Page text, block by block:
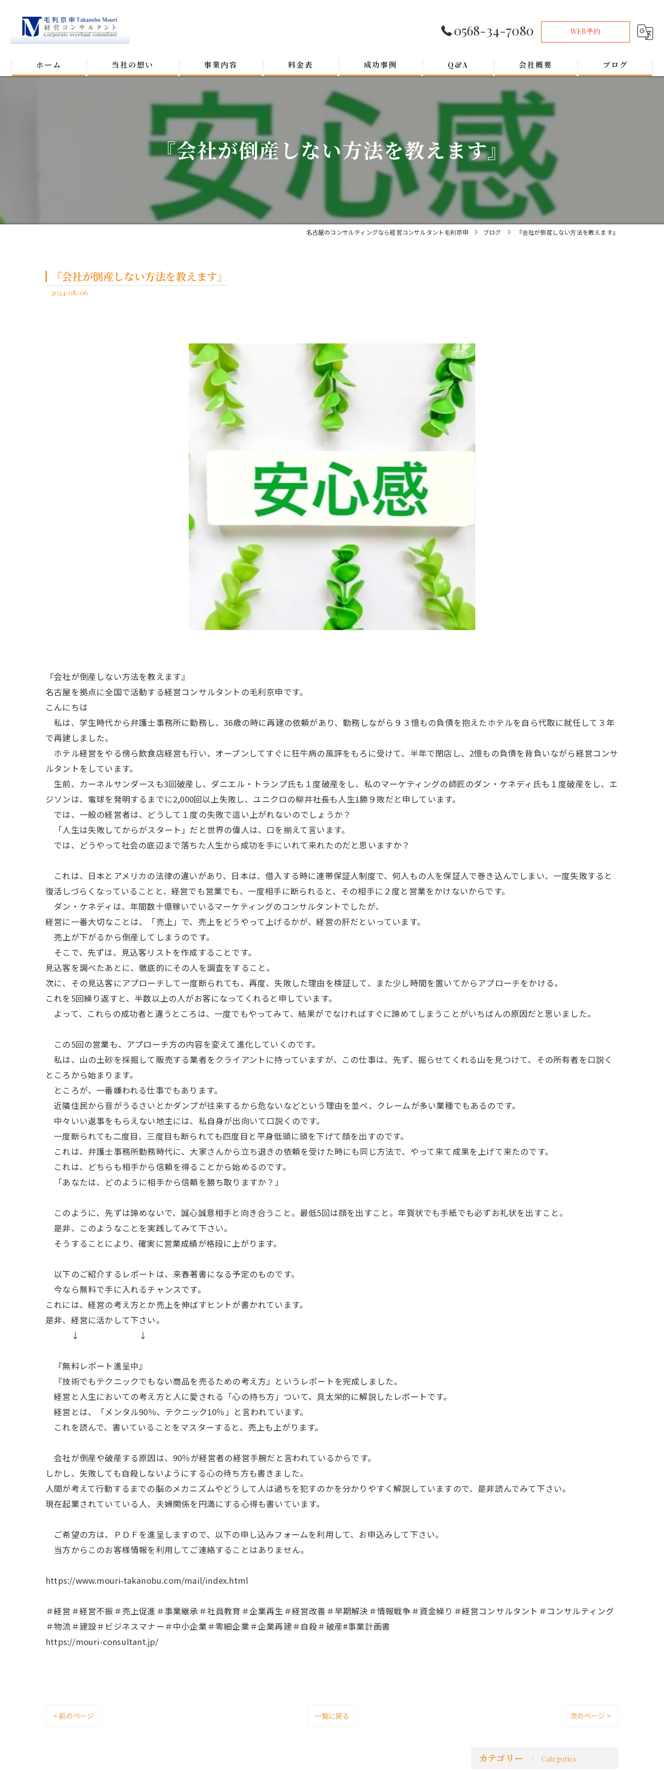
0568-34-7080 WEB予約
ホーム 当社の想い 事業内容 料金表 成功事例 Q&A 会社概要 ブログ
『会社が倒産しない方法を教えます』
名古屋のコンサルティングなら経営コンサルタント毛利京申 ブログ 『会社が倒産しない方法を教えます』
『会社が倒産しない方法を教えます』
2024/08/06
『会社が倒産しない方法を教えます』
名古屋を拠点に全国で活動する経営コンサルタントの毛利京申です。
こんにちは
私は、学生時代から弁護士事務所に勤務し、36歳の時に再建の依頼があり、勤務しながら９３憶もの負債を抱えたホテルを自ら代取に就任して３年
で再建しました。
ホテル経営をやる傍ら飲食店経営も行い、オープンしてすぐに狂牛病の風評をもろに受けて、半年で閉店し、2憶もの負債を背負いながら経営コンサ
ルタントをしています。
生前、カーネルサンダースも3回破産し、ダニエル・トランプ氏も１度破産をし、私のマーケティングの師匠のダン・ケネディ氏も１度破産をし、エ
ジソンは、電球を発明するまでに2,000回以上失敗し、ユニクロの柳井社長も人生1勝９敗だと申しています。
では、一般の経営者は、どうして１度の失敗で這い上がれないのでしょうか？
「人生は失敗してからがスタート」だと世界の偉人は、口を揃えて言います。
では、どうやって社会の底辺まで落ちた人生から成功を手にいれて来れたのだと思いますか？
これは、日本とアメリカの法律の違いがあり、日本は、借入する時に連帯保証人制度で、何人もの人を保証人で巻き込んでしまい、一度失敗すると
復活しづらくなっていることと、経営でも営業でも、一度相手に断られると、その相手に２度と営業をかけないからです。
ダン・ケネディは、年間数十億稼いでいるマーケティングのコンサルタントでしたが、
経営に一番大切なことは、「売上」で、売上をどうやって上げるかが、経営の肝だといっています。
売上が下がるから倒産してしまうのです。
そこで、先ずは、見込客リストを作成することです。
見込客を調べたあとに、徹底的にその人を調査をすること。
次に、その見込客にアプローチして一度断られても、再度、失敗した理由を検証して、また少し時間を置いてからアプローチをかける。
これを5回繰り返すと、半数以上の人がお客になってくれると申しています。
よって、これらの成功者と違うところは、一度でもやってみて、結果がでなければすぐに諦めてしまうことがいちばんの原因だと思いました。
この5回の営業も、アプローチ方の内容を変えて進化していくのです。
私は、山の土砂を採掘して販売する業者をクライアントに持っていますが、この仕事は、先ず、掘らせてくれる山を見つけて、その所有者を口説く
ところから始まります。
ところが、一番嫌われる仕事でもあります。
近隣住民から音がうるさいとかダンプが往来するから危ないなどという理由を並べ、クレームが多い業種でもあるのです。
中々いい返事をもらえない地主には、私自身が出向いて口説くのです。
一度断られても二度目、三度目も断られても四度目と平身低頭に頭を下げて顔を出すのです。
これは、弁護士事務所勤務時代に、大家さんから立ち退きの依頼を受けた時にも同じ方法で、やって来て成果を上げて来たのです。
これは、どちらも相手から信頼を得ることから始めるのです。
「あなたは、どのように相手から信頼を勝ち取りますか？」
このように、先ずは諦めないで、誠心誠意相手と向き合うこと。最低5回は顔を出すこと。年賀状でも手紙でも必ずお礼状を出すこと。
是非、このようなことを実践してみて下さい。
そうすることにより、確実に営業成績が格段に上がります。
以下のご紹介するレポートは、来春著書になる予定のものです。
今なら無料で手に入れるチャンスです。
これには、経営の考え方とか売上を伸ばすヒントが書かれています。
是非、経営に活かして下さい。
↓ ↓
『無料レポート進呈中』
『技術でもテクニックでもない商品を売るための考え方』というレポートを完成しました。
経営と人生においての考え方と人に愛される「心の持ち方」ついて、具太栄的に解説したレポートです。
経営とは、「メンタル90％、テクニック10％」と言われています。
これを読んで、書いていることをマスターすると、売上も上がります。
会社が倒産や破産する原因は、90％が経営者の経営手腕だと言われているからです。
しかし、失敗しても自殺しないようにする心の待ち方も書きました。
人間が考えて行動するまでの脳のメカニズムやどうして人は過ちを犯すのかを分かりやすく解説していますので、是非読んでみて下さい。
現在起業されていている人、夫婦関係を円満にする心得も書いています。
ご希望の方は、ＰＤＦを進呈しますので、以下の申し込みフォームを利用して、お申込みして下さい。
当方からこのお客様情報を利用してご連絡することはありません。
https://www.mouri-takanobu.com/mail/index.html
＃経営＃経営不振＃売上促進＃事業継承＃社員教育＃企業再生＃経営改善＃早期解決＃情報戦争＃資金繰り＃経営コンサルタント＃コンサルティング
＃物流＃建設＃ビジネスマナー＃中小企業＃零細企業＃企業再建＃自殺＃破産#事業計画書
https://mouri-consultant.jp/
< 前のページ 一覧に戻る 次のページ >
カテゴリー Categories